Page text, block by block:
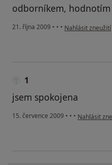
odborníkem, hodnotím
21. října 2009 • • • podle názoru
Nahlásit zneužití
1
jsem spokojena
15. července 2009 • • • podle
Nahlásit